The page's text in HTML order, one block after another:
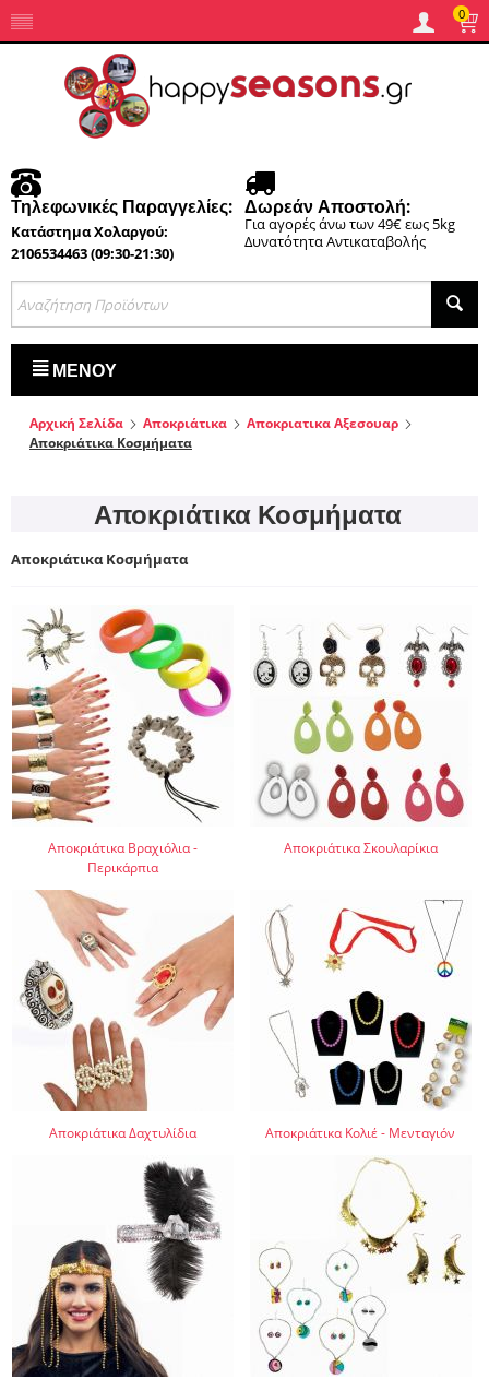
0
Τηλεφωνικές Παραγγελίες:
Κατάστημα Χολαργού:
2106534463 (09:30-21:30)
Δωρεάν Αποστολή:
Για αγορές άνω των 49€ εως 5kg
Δυνατότητα Αντικαταβολής
ΜΕΝΟΎ
Αρχική Σελίδα Αποκριάτικα
Αποκριατικα Αξεσουαρ
Αποκριάτικα Κοσμήματα
Αποκριάτικα Κοσμήματα
Αποκριάτικα Κοσμήματα
Αποκριάτικα Βραχιόλια -
Περικάρπια
Αποκριάτικα Σκουλαρίκια
Αποκριάτικα Δαχτυλίδια Αποκριάτικα Κολιέ - Μενταγιόν